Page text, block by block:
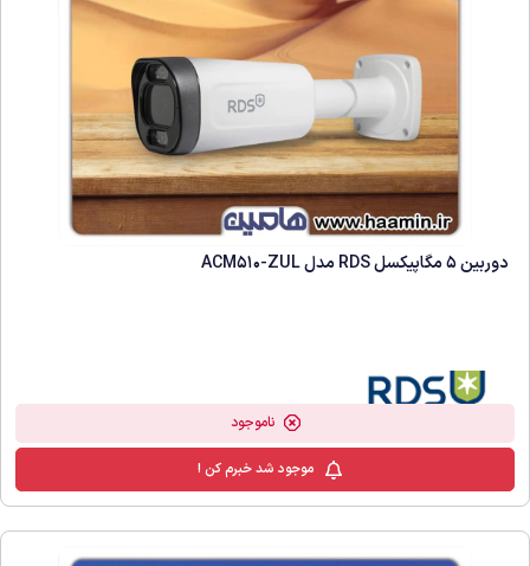
دوربین 5 مگاپیکسل RDS مدل ACM510-ZUL
ناموجود
موجود شد خبرم کن !